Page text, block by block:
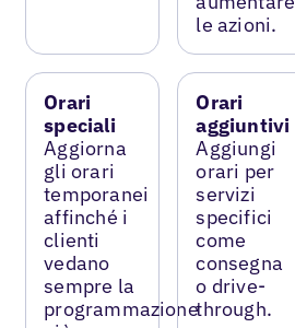
le azioni.
Orari
speciali
Aggiorna
gli orari
temporanei
affinché i
clienti
vedano
sempre la
programmazione
Orari
aggiuntivi
Aggiungi
orari per
servizi
specifici
come
consegna
o drive-
through.